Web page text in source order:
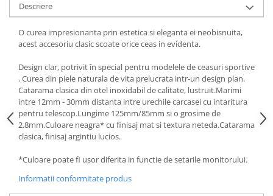
Descriere
O curea impresionanta prin estetica si eleganta ei neobisnuita,
acest accesoriu clasic scoate orice ceas in evidenta.
Design clar, potrivit în special pentru modelele de ceasuri sportive
. Curea din piele naturala de vita prelucrata intr-un design plan.
Catarama clasica din otel inoxidabil de calitate, lustruit.Marimi
intre 12mm - 30mm distanta intre urechile carcasei cu intaritura
pentru telescop.Lungime 125mm/85mm si o grosime de
2.8mm.Culoare neagra* cu finisaj mat si textura neteda.Catarama
clasica, finisaj argintiu lucios.
*Culoare poate fi usor diferita in functie de setarile monitorului.
Informatii conformitate produs